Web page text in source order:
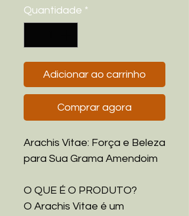
Quantidade *
Adicionar ao carrinho
Comprar agora
Arachis Vitae: Força e Beleza
para Sua Grama Amendoim
O QUE É O PRODUTO?
O Arachis Vitae é um